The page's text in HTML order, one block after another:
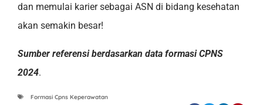
dan memulai karier sebagai ASN di bidang kesehatan
akan semakin besar!
Sumber referensi berdasarkan data formasi CPNS
2024.
Formasi Cpns Keperawatan